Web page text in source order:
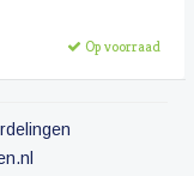
Op voorraad